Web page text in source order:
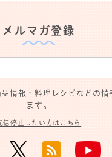
メルマガ登録
情報・料理レシピなどの情
ます。
信停止したい方はこちら